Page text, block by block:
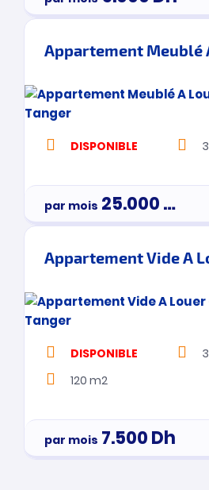
DISPONIBLE 3
par mois 25.000Dh
DISPONIBLE 3
120 m2
par mois 7.500Dh